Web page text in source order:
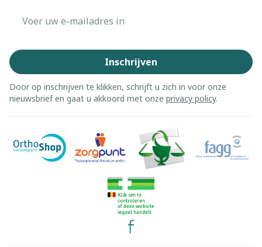
Inschrijven
Door op inschrijven te klikken, schrijft u zich in voor onze
nieuwsbrief en gaat u akkoord met onze privacy policy.